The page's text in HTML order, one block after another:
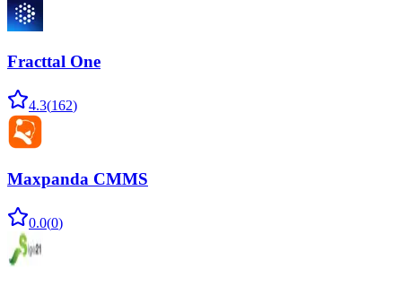
Fracttal One
4.3(162)
Maxpanda CMMS
0.0(0)